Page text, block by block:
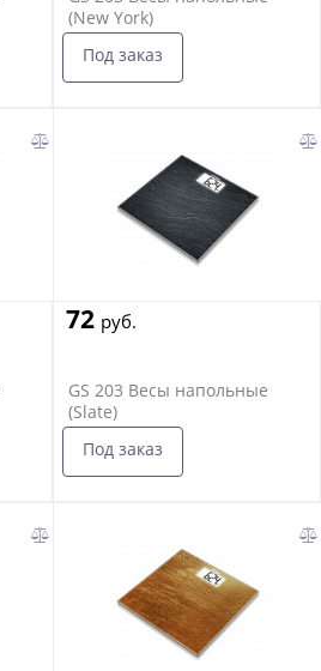
(New York)
Под заказ
72 руб.
GS 203 Весы напольные
(Slate)
Под заказ